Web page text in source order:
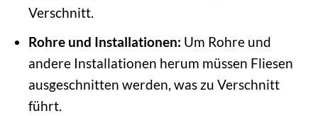
Verschnitt.
Rohre und Installationen: Um Rohre und
andere Installationen herum müssen Fliesen
ausgeschnitten werden, was zu Verschnitt
führt.